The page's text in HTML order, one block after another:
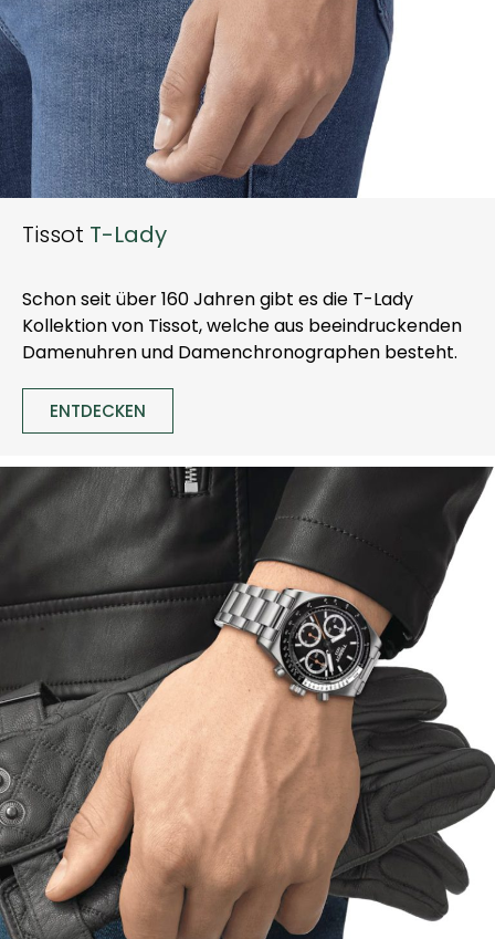
Tissot T-Lady
Schon seit über 160 Jahren gibt es die T-Lady
Kollektion von Tissot, welche aus beeindruckenden
Damenuhren und Damenchronographen besteht.
ENTDECKEN